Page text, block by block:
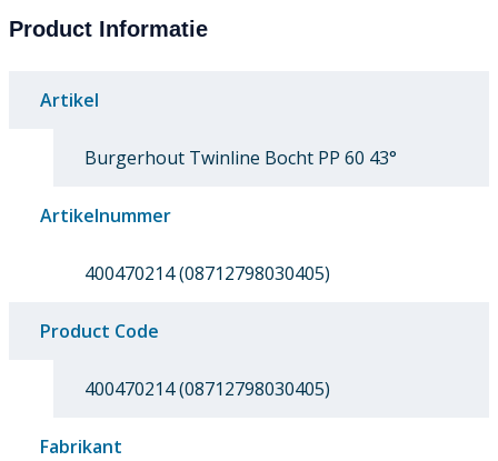
Product Informatie
Artikel
Burgerhout Twinline Bocht PP 60 43°
Artikelnummer
400470214 (08712798030405)
Product Code
400470214 (08712798030405)
Fabrikant